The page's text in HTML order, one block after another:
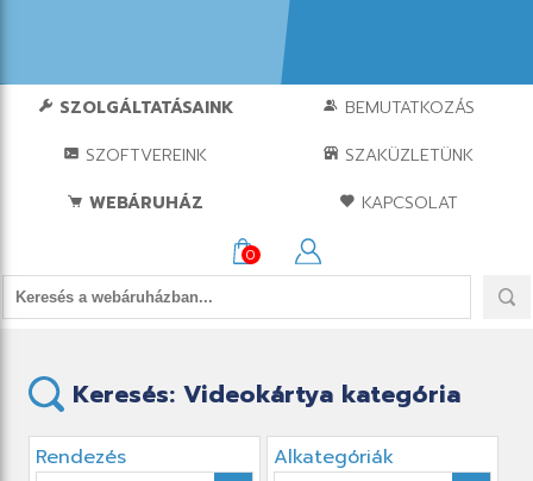
SZOLGÁLTATÁSAINK
BEMUTATKOZÁS
SZOFTVEREINK
SZAKÜZLETÜNK
WEBÁRUHÁZ
KAPCSOLAT
0
Keresés: Videokártya kategória
Rendezés Alkategóriák